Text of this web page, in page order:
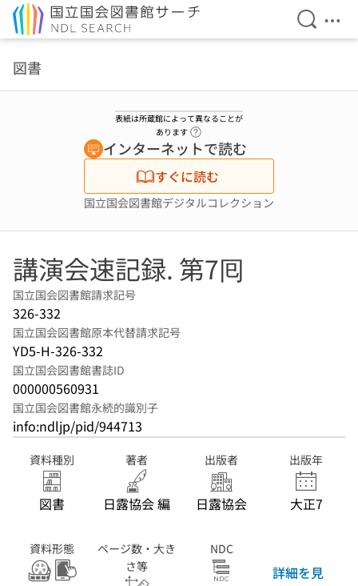
検索を
メ
図書
表紙は所蔵館によって異なることが
あります
インターネットで読む
すぐに読む
国立国会図書館デジタルコレクション
講演会速記録. 第7囘
国立国会図書館請求記号
326-332
国立国会図書館原本代替請求記号
YD5-H-326-332
国立国会図書館書誌ID
000000560931
国立国会図書館永続的識別子
info:ndljp/pid/944713
資料種別
図書
著者
日露協会 編
出版者
日露協会
出版年
大正7
資料形態
ページ数・大き
さ等
NDC
詳細を見